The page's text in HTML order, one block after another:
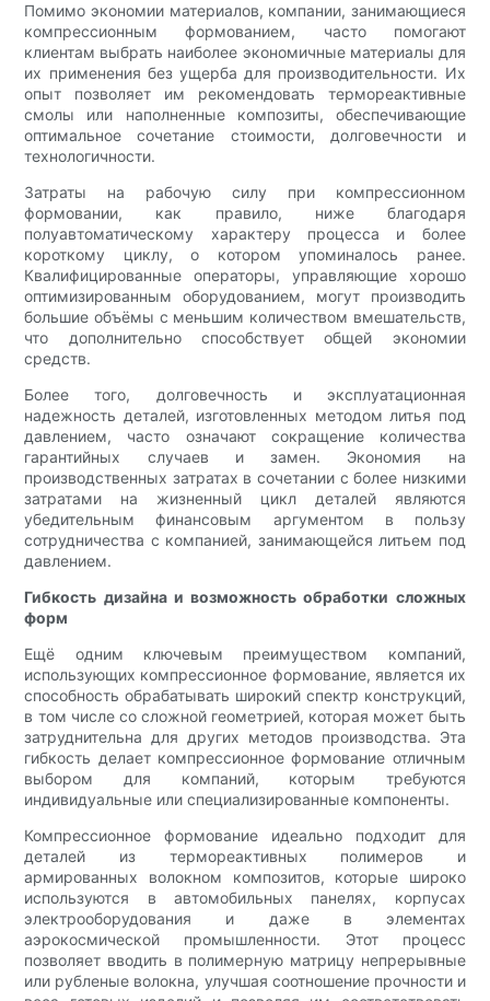
Помимо экономии материалов, компании, занимающиеся
компрессионным формованием, часто помогают
клиентам выбрать наиболее экономичные материалы для
их применения без ущерба для производительности. Их
опыт позволяет им рекомендовать термореактивные
смолы или наполненные композиты, обеспечивающие
оптимальное сочетание стоимости, долговечности и
технологичности.
Затраты на рабочую силу при компрессионном
формовании, как правило, ниже благодаря
полуавтоматическому характеру процесса и более
короткому циклу, о котором упоминалось ранее.
Квалифицированные операторы, управляющие хорошо
оптимизированным оборудованием, могут производить
большие объёмы с меньшим количеством вмешательств,
что дополнительно способствует общей экономии
средств.
Более того, долговечность и эксплуатационная
надежность деталей, изготовленных методом литья под
давлением, часто означают сокращение количества
гарантийных случаев и замен. Экономия на
производственных затратах в сочетании с более низкими
затратами на жизненный цикл деталей являются
убедительным финансовым аргументом в пользу
сотрудничества с компанией, занимающейся литьем под
давлением.
Гибкость дизайна и возможность обработки сложных
форм
Ещё одним ключевым преимуществом компаний,
использующих компрессионное формование, является их
способность обрабатывать широкий спектр конструкций,
в том числе со сложной геометрией, которая может быть
затруднительна для других методов производства. Эта
гибкость делает компрессионное формование отличным
выбором для компаний, которым требуются
индивидуальные или специализированные компоненты.
Компрессионное формование идеально подходит для
деталей из термореактивных полимеров и
армированных волокном композитов, которые широко
используются в автомобильных панелях, корпусах
электрооборудования и даже в элементах
аэрокосмической промышленности. Этот процесс
позволяет вводить в полимерную матрицу непрерывные
или рубленые волокна, улучшая соотношение прочности и